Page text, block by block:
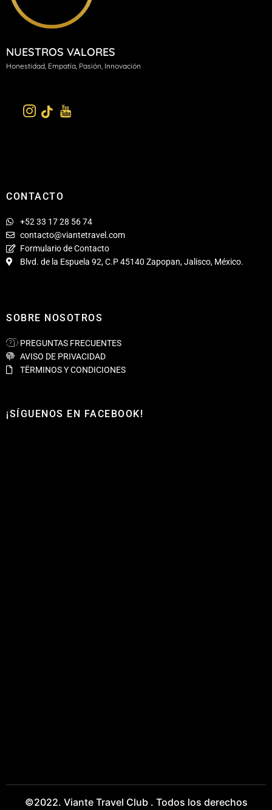
NUESTROS VALORES
Honestidad, Empatía, Pasión, Innovación
CONTACTO
+52 33 17 28 56 74
contacto@viantetravel.com
Formulario de Contacto
Blvd. de la Espuela 92, C.P 45140 Zapopan, Jalisco, México.
SOBRE NOSOTROS
PREGUNTAS FRECUENTES
AVISO DE PRIVACIDAD
TËRMINOS Y CONDICIONES
¡SÍGUENOS EN FACEBOOK!
©2022. Viante Travel Club . Todos los derechos